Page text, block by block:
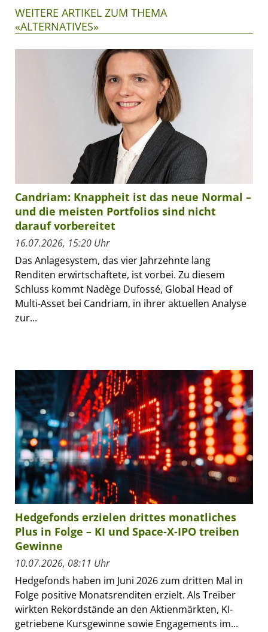
WEITERE ARTIKEL ZUM THEMA
«ALTERNATIVES»
Candriam: Knappheit ist das neue Normal –
und die meisten Portfolios sind nicht
darauf vorbereitet
16.07.2026, 15:20 Uhr
Das Anlagesystem, das vier Jahrzehnte lang
Renditen erwirtschaftete, ist vorbei. Zu diesem
Schluss kommt Nadège Dufossé, Global Head of
Multi-Asset bei Candriam, in ihrer aktuellen Analyse
zur...
Hedgefonds erzielen drittes monatliches
Plus in Folge – KI und Space-X-IPO treiben
Gewinne
10.07.2026, 08:11 Uhr
Hedgefonds haben im Juni 2026 zum dritten Mal in
Folge positive Monatsrenditen erzielt. Als Treiber
wirkten Rekordstände an den Aktienmärkten, KI-
getriebene Kursgewinne sowie Engagements im...